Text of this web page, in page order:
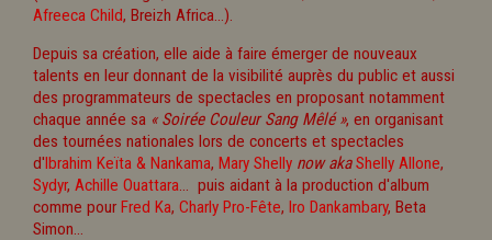
Afreeca Child, Breizh Africa...).
Depuis sa création, elle aide à faire émerger de nouveaux
talents en leur donnant de la visibilité auprès du public et aussi
des programmateurs de spectacles en proposant notamment
chaque année sa « Soirée Couleur Sang Mêlé », en organisant
des tournées nationales lors de concerts et spectacles
d'Ibrahim Keïta & Nankama, Mary Shelly now aka Shelly Allone,
Sydyr, Achille Ouattara... puis aidant à la production d'album
comme pour Fred Ka, Charly Pro-Fête, Iro Dankambary, Beta
Simon...